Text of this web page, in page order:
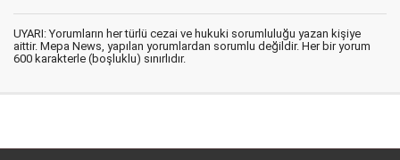
UYARI: Yorumların her türlü cezai ve hukuki sorumluluğu yazan kişiye
aittir. Mepa News, yapılan yorumlardan sorumlu değildir. Her bir yorum
600 karakterle (boşluklu) sınırlıdır.